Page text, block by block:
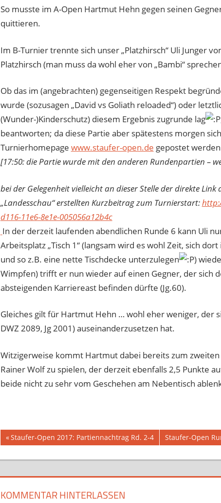
So musste im A-Open Hartmut Hehn gegen seinen
quittieren.
Im B-Turnier trennte sich unser „Platzhirsch“ Uli Junger
Platzhirsch (man muss da wohl eher von „Bambi“
Ob das im (angebrachten) gegenseitigen Respekt
wurde (sozusagen „David vs Goliath reloaded“) oder
(Wunder-)Kinderschutz) diesem Ergebnis zugrunde lag
beantworten; da diese Partie aber spätestens morgen
Turnierhomepage www.staufer-open.de gepostet
[17:50: die Partie wurde mit den anderen Rundenpartien –
bei der Gelegenheit vielleicht an dieser Stelle der direkte
„Landesschau“ erstellten Kurzbeitrag zum Turnierstart:
d116-11e6-8e1e-005056a12b4c
In der derzeit laufenden abendlichen Runde 6 kann Uli
Arbeitsplatz „Tisch 1“ (langsam wird es wohl Zeit, sich
und so z.B. eine nette Tischdecke unterzulegen
)
Wimpfen) trifft er nun wieder auf einen Gegner, der sich
absteigenden Karriereast befinden dürfte (Jg.60).
Gleiches gilt für Hartmut Hehn … wohl eher weniger, der
DWZ 2089, Jg 2001) auseinanderzusetzen hat.
Witzigerweise kommt Hartmut dabei bereits zum
Rainer Wolf zu spielen, der derzeit ebenfalls 2,5 Punkte
beide nicht zu sehr vom Geschehen am Nebentisch
Beitragsnavigation
Vorheriger
Beitrag:
Staufer-Open 2017: Partiennachtrag Rd. 2-4
Nächster
Beitrag:
Staufer-Open
KOMMENTAR HINTERLASSEN